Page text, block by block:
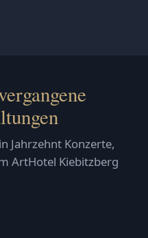
Jahrzehnt Konzerte,
ArtHotel Kiebitzberg